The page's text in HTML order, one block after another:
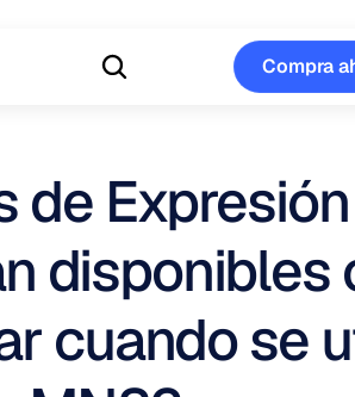
Compra
de Expresión
disponibles
cuando se